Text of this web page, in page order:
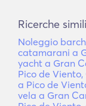
Ricerche simili
Noleggio
catamarani a
yacht a Gran
Pico de
a Pico de
vela a Gran